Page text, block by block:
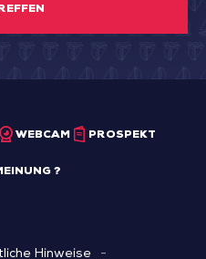
WEBCAM PROSPEKT
?
Hinweise